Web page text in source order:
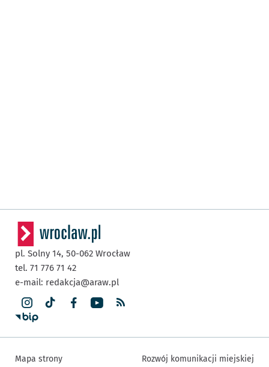
pl. Solny 14, 50-062 Wrocław
tel. 71 776 71 42
e-mail: redakcja@araw.pl
Mapa strony Rozwój komunikacji miejskiej